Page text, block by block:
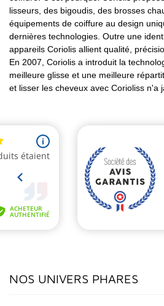
lisseurs, des bigoudis, des brosses
équipements de coiffure au design
dernières technologies. Outre une
appareils Coriolis allient qualité,
En 2007, Coriolis a introduit la
meilleure glisse et une meilleure
et lisser les cheveux avec Corioliss n'a
NOS UNIVERS PHARES